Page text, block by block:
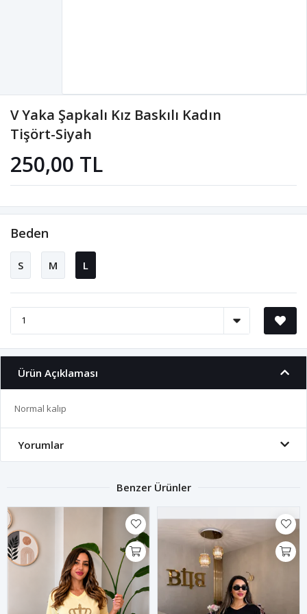
V Yaka Şapkalı Kız Baskılı Kadın
Tişört-Siyah
250,00 TL
Beden
S M L
Ürün Açıklaması
Normal kalıp
Yorumlar
Benzer Ürünler